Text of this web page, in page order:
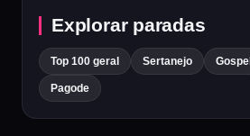
Explorar paradas
Top 100 geral Sertanejo Gospel
Pagode